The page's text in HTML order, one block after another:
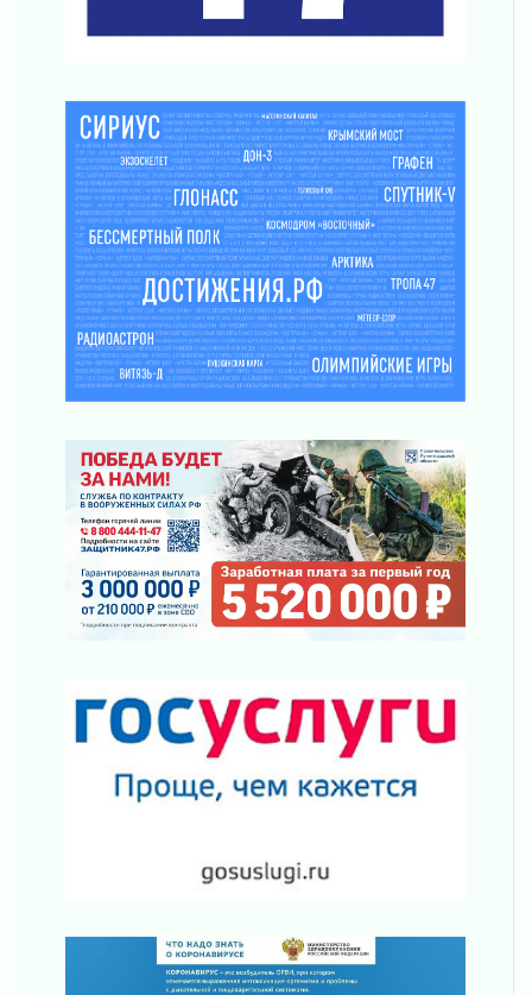
В Шлиссельбурге прошла акция «Белый
кораблик Памяти»
Новые возможности для творчества
31 июля 2026
За сухими цифрами — реальная жизнь
31 июля 2026
От инженера-создателя к волонтёрам
«Созидателям»
31 июля 2026
Генеральная репетиция векового юбилея
31 июля 2026
Открытое сердце и стремление делать добро
31 июля 2026
Давайте разберемся!
Круглую ригу в Гатчине отреставрируют в
2027 году
30 июля 2026
Путешествие к западным рубежам
30 июля 2026
Лаголовская общеобразовательная школа
откроется к концу сентября
перевозках
30 июля 2026
Комфортное лето: в Ленобласти 30 июля
ожидается теплая и сухая погода
30 июля 2026
закроют для движения в ночь на 31 июля
представят Ленинградскую область на
всероссийском финале в Москве